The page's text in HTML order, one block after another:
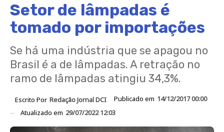
Setor de lâmpadas é
tomado por importações
Se há uma indústria que se apagou no
Brasil é a de lâmpadas. A retração no
ramo de lâmpadas atingiu 34,3%.
Escrito Por Redação Jornal DCI Publicado em 14/12/2017 00:00
Atualizado em 29/07/2022 12:03